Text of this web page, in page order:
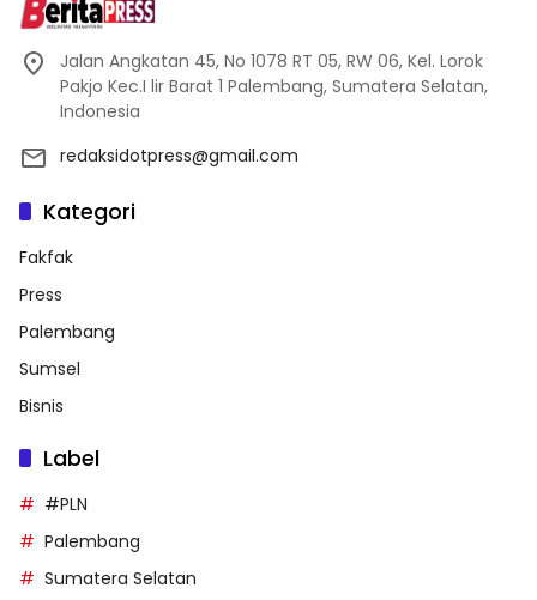
Jalan Angkatan 45, No 1078 RT 05, RW 06, Kel. Lorok
Pakjo Kec.I lir Barat 1 Palembang, Sumatera Selatan,
Indonesia
redaksidotpress@gmail.com
Kategori
Fakfak
Press
Palembang
Sumsel
Bisnis
Label
#PLN
Palembang
Sumatera Selatan